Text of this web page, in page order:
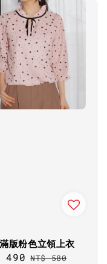
版粉色立領上衣
490 Regular
NT$ 580